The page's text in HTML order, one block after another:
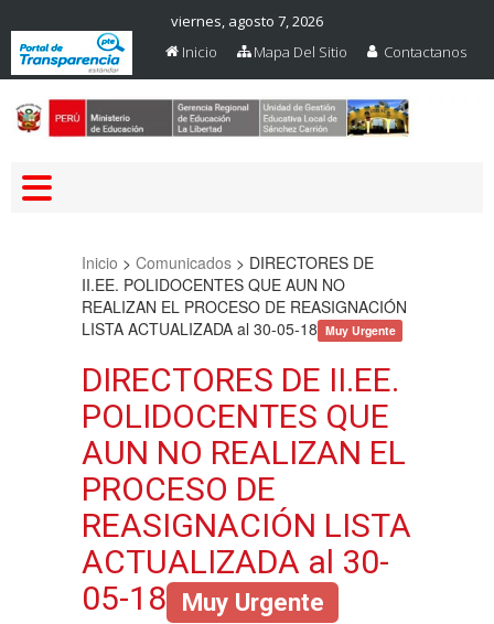
viernes, agosto 7, 2026
Inicio
Mapa Del Sitio Contactanos
Inicio >Comunicados > DIRECTORES DE
II.EE. POLIDOCENTES QUE AUN NO
REALIZAN EL PROCESO DE REASIGNACIÓN
LISTA ACTUALIZADA al 30-05-18 Muy Urgente
DIRECTORES DE II.EE.
POLIDOCENTES QUE
AUN NO REALIZAN EL
PROCESO DE
REASIGNACIÓN LISTA
ACTUALIZADA al 30-
05-18 Muy Urgente